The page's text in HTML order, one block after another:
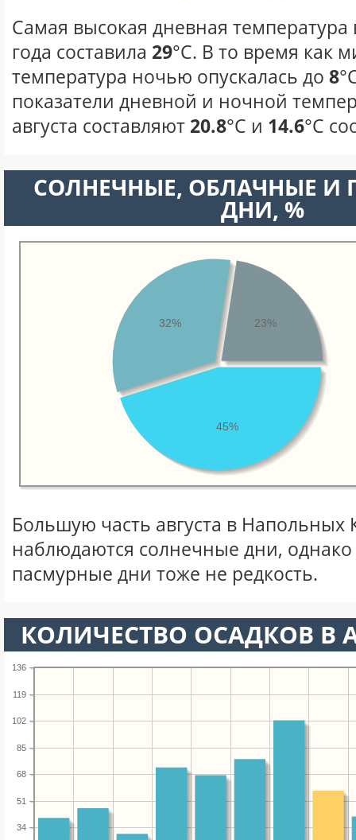
Самая высокая дневная температура
года составила 29°С. В то время как
температура ночью опускалась до 8
показатели дневной и ночной
августа составляют 20.8°С и 14.6°С
CОЛНЕЧНЫЕ, ОБЛАЧНЫЕ И
ДНИ, %
45%
32% 23%
Большую часть августа в Напольных
наблюдаются солнечные дни,
пасмурные дни тоже не редкость.
КОЛИЧЕСТВО ОСАДКОВ В
34
51
68
85
102
119
136